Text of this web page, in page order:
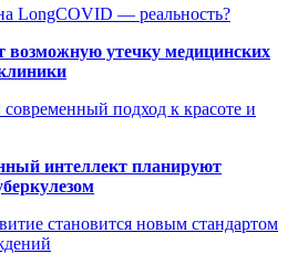
LongCOVID — реальность?
возможную утечку медицинских
современный подход к красоте и
интеллект планируют
становится новым стандартом